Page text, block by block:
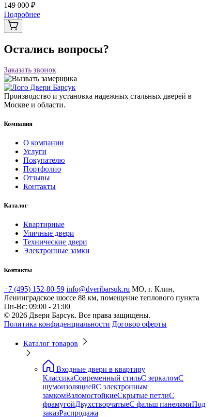
149 000 ₽
Подробнее
Остались вопросы?
Заказать звонок
Производство и установка надежных стальных дверей в
Москве и области.
Компания
О компании
Услуги
Покупателю
Портфолио
Отзывы
Контакты
Каталог
Квартирные
Уличные двери
Технические двери
Электронные замки
Контакты
+7 (495) 152-80-59 info@dveribarsuk.ru МО, г. Клин,
Ленинградское шоссе 88 км, помещение теплового пункта
Пн-Вс: 09:00 - 21:00
© 2026 Двери Барсук. Все права защищены.
Политика конфиденциальности Договор оферты
Каталог товаров
Входные двери в квартиру
КлассикаСовременный стильС зеркаломС
шумоизоляциейС электронным
замкомВзломостойкиеСкрытые петлиС
фрамугойДвухстворчатыеС фальш панелямиПод
заказРаспродажа